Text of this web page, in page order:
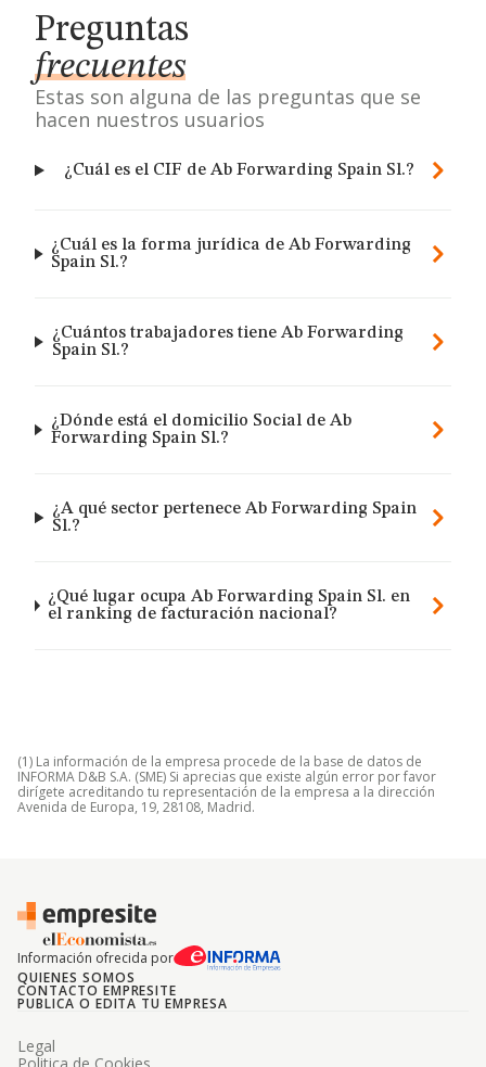
Preguntas
frecuentes
Estas son alguna de las preguntas que se
hacen nuestros usuarios
¿Cuál es el CIF de Ab Forwarding Spain Sl.?
¿Cuál es la forma jurídica de Ab Forwarding
Spain Sl.?
¿Cuántos trabajadores tiene Ab Forwarding
Spain Sl.?
¿Dónde está el domicilio Social de Ab
Forwarding Spain Sl.?
¿A qué sector pertenece Ab Forwarding Spain
Sl.?
¿Qué lugar ocupa Ab Forwarding Spain Sl. en
el ranking de facturación nacional?
(1) La información de la empresa procede de la base de datos de
INFORMA D&B S.A. (SME) Si aprecias que existe algún error por favor
dirígete acreditando tu representación de la empresa a la dirección
Avenida de Europa, 19, 28108, Madrid.
Información ofrecida por
QUIENES SOMOS
CONTACTO EMPRESITE
PUBLICA O EDITA TU EMPRESA
Legal